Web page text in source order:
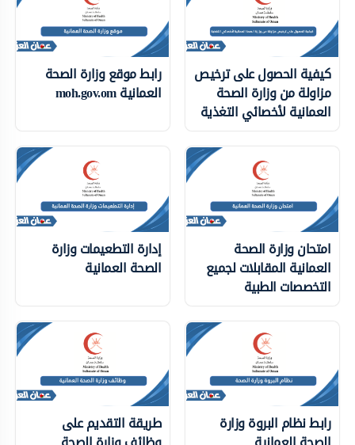
كيفية الحصول على ترخيص
مزاولة من وزارة الصحة
العمانية لأخصائي التغذية
رابط موقع وزارة الصحة
العمانية moh.gov.om
امتحان وزارة الصحة
العمانية المقابلات لجميع
التخصصات الطبية
إدارة التطعيمات وزارة
الصحة العمانية
رابط نظام البروة وزارة طريقة التقديم على